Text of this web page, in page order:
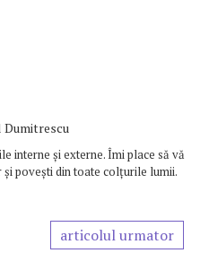
Dumitrescu
interne și externe. Îmi place să vă
povești din toate colțurile lumii.
articolul urmator